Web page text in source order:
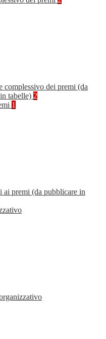
complessivo dei premi (da
tabelle) 2
1
ai premi (da pubblicare in